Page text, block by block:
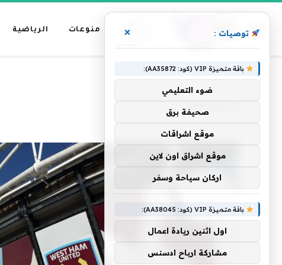
رئيسية
منوعات الرياضية
الرئيسية » مساهم
مساهم
توصيات : ×
باقة متميزة VIP (كود: AA35872):
ضوء التعليمي
صحيفة برق
موقع اشراقات
موقع اشراق اون لاين
اركان سياحة وسفر
باقة متميزة VIP (كود: AA38045):
اول اثنين ريادة اعمال
مشاركة ارباح ادسنس